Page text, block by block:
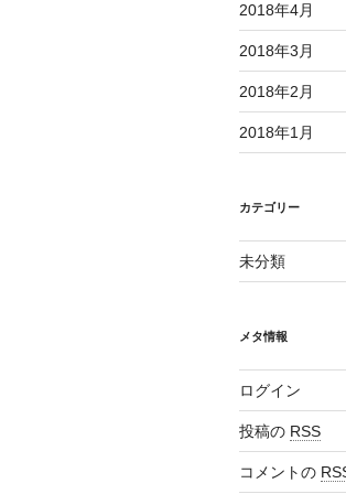
2018年4月
2018年3月
2018年2月
2018年1月
カテゴリー
未分類
メタ情報
ログイン
投稿の RSS
コメントの